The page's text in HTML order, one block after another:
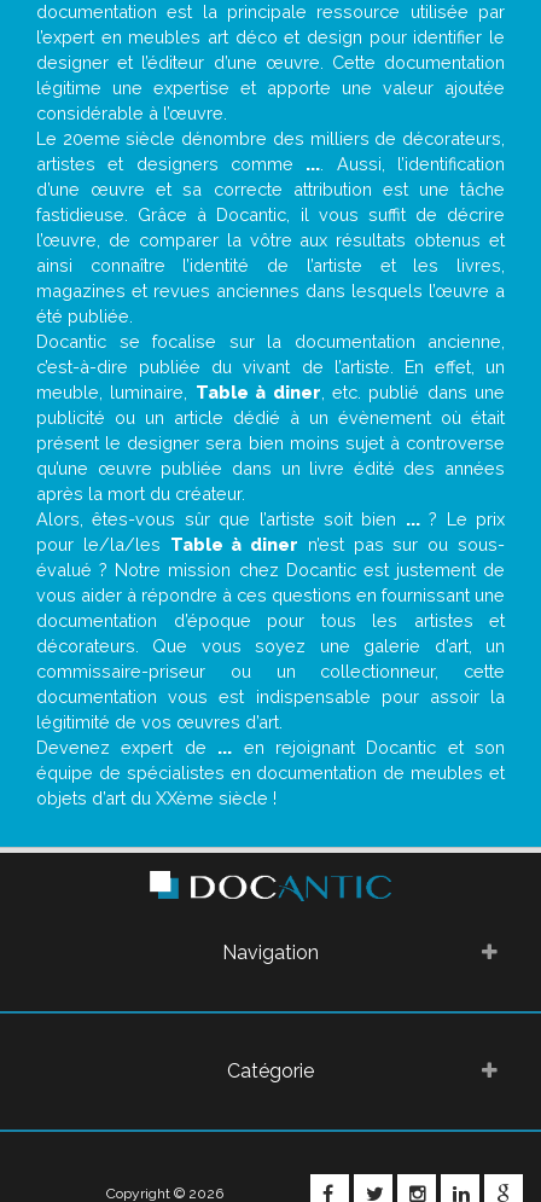
documentation est la principale ressource utilisée par
l’expert en meubles art déco et design pour identifier le
designer et l’éditeur d’une œuvre. Cette documentation
légitime une expertise et apporte une valeur ajoutée
considérable à l’œuvre.
Le 20eme siècle dénombre des milliers de décorateurs,
artistes et designers comme ... . Aussi, l’identification
d’une œuvre et sa correcte attribution est une tâche
fastidieuse. Grâce à Docantic, il vous suffit de décrire
l’œuvre, de comparer la vôtre aux résultats obtenus et
ainsi connaître l’identité de l’artiste et les livres,
magazines et revues anciennes dans lesquels l’œuvre a
été publiée.
Docantic se focalise sur la documentation ancienne,
c’est-à-dire publiée du vivant de l’artiste. En effet, un
meuble, luminaire, Table à diner , etc. publié dans une
publicité ou un article dédié à un évènement où était
présent le designer sera bien moins sujet à controverse
qu’une œuvre publiée dans un livre édité des années
après la mort du créateur.
Alors, êtes-vous sûr que l’artiste soit bien ...? Le prix
pour le/la/les Table à diner n’est pas sur ou sous-
évalué ? Notre mission chez Docantic est justement de
vous aider à répondre à ces questions en fournissant une
documentation d’époque pour tous les artistes et
décorateurs. Que vous soyez une galerie d’art, un
commissaire-priseur ou un collectionneur, cette
documentation vous est indispensable pour assoir la
légitimité de vos œuvres d’art.
Devenez expert de ... en rejoignant Docantic et son
équipe de spécialistes en documentation de meubles et
objets d’art du XXème siècle !
Navigation
Catégorie
FACEBOOKTWITTER
Copyright © 2026